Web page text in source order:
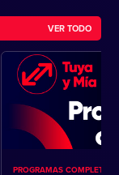
VER TODO
PROGRAMAS COMPLETOS